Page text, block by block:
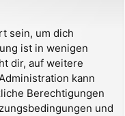
sein, um dich
ist in wenigen
dir, auf weitere
kann
Berechtigungen
und